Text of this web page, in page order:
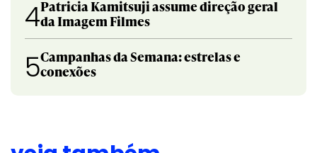
4Patricia Kamitsuji assume direção geral
da Imagem Filmes
5Campanhas da Semana: estrelas e
conexões